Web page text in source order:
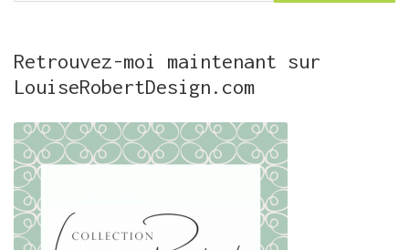
Retrouvez-moi maintenant sur
LouiseRobertDesign.com